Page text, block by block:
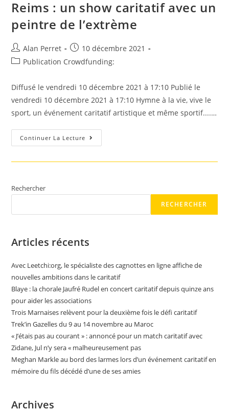
Reims : un show caritatif avec un
peintre de l’extrème
Auteur/autrice
de
Alan Perret
Post
published:
10 décembre 2021
PostPublication Crowdfunding:
Diffusé le vendredi 10 décembre 2021 à 17:10 Publié le
vendredi 10 décembre 2021 à 17:10 Hymne à la vie, vive le
sport, un événement caritatif artistique et même sportif....…
Continuer La Lecture Reims
:
Show
De
Rechercher
RECHERCHER
Articles récents
Avec Leetchi:org, le spécialiste des cagnottes en ligne affiche de
nouvelles ambitions dans le caritatif
Blaye : la chorale Jaufré Rudel en concert caritatif depuis quinze ans
pour aider les associations
Trois Marnaises relèvent pour la deuxième fois le défi caritatif
Trek’in Gazelles du 9 au 14 novembre au Maroc
« J’étais pas au courant » : annoncé pour un match caritatif avec
Zidane, Jul n’y sera « malheureusement pas
Meghan Markle au bord des larmes lors d’un événement caritatif en
mémoire du fils décédé d’une de ses amies
Archives